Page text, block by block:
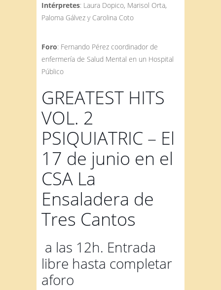
Intérpretes: Laura Dopico, Marisol Orta,
Paloma Gálvez y Carolina Coto
Foro: Fernando Pérez coordinador de
enfermería de Salud Mental en un Hospital
Público
GREATEST HITS
VOL. 2
PSIQUIATRIC – El
17 de junio en el
CSA La
Ensaladera de
Tres Cantos
a las 12h. Entrada
libre hasta completar
aforo